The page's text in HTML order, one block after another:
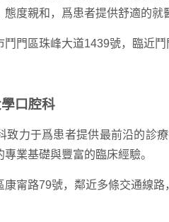
度親和，爲患者提供舒適的就
區珠峰大道1439號，臨近鬥
口腔科
力于爲患者提供最前沿的診療
業基礎與豐富的臨床經驗。
路79號，鄰近多條交通線路